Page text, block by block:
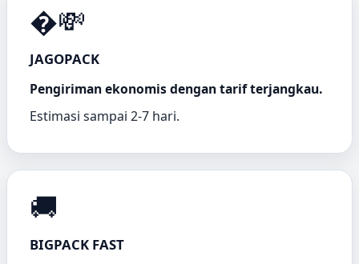
�💸
JAGOPACK
Pengiriman ekonomis dengan tarif terjangkau.
Estimasi sampai 2-7 hari.
🚚
BIGPACK FAST